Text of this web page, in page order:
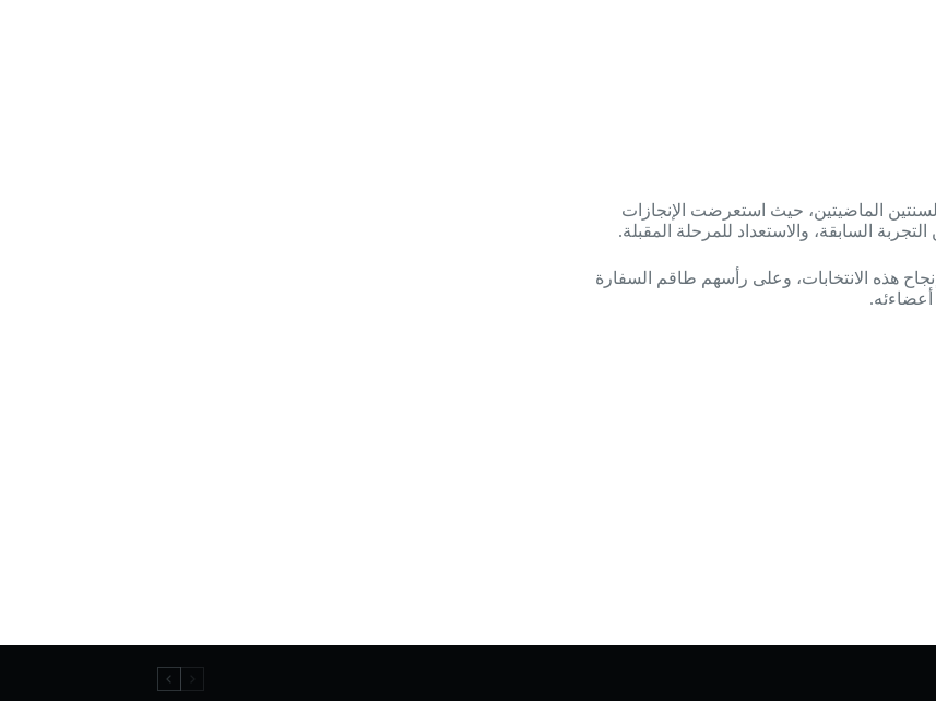
الماضيتين، حيث استعرضت الإنجازات
السابقة، والاستعداد للمرحلة المقبلة.
هذه الانتخابات، وعلى رأسهم طاقم السفارة
أعضاءئه.